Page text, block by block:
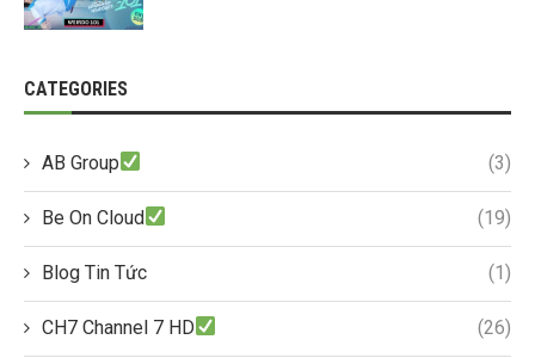
CATEGORIES
AB Group (3)
Be On Cloud (19)
Blog Tin Tức (1)
CH7 Channel 7 HD (26)